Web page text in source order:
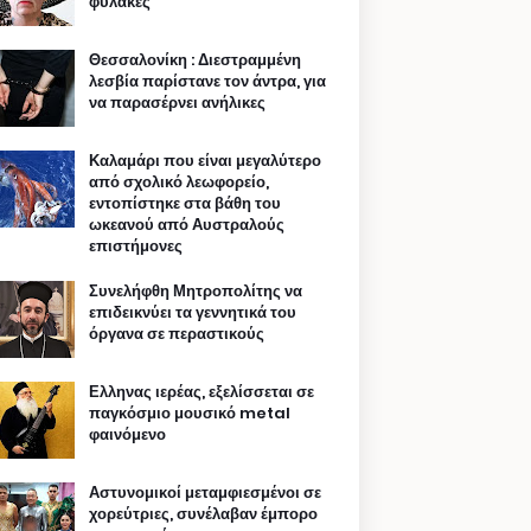
Θεσσαλονίκη : Διεστραμμένη
λεσβία παρίστανε τον άντρα, για
να παρασέρνει ανήλικες
Καλαμάρι που είναι μεγαλύτερο
από σχολικό λεωφορείο,
εντοπίστηκε στα βάθη του
ωκεανού από Αυστραλούς
επιστήμονες
Συνελήφθη Μητροπολίτης να
επιδεικνύει τα γεννητικά του
όργανα σε περαστικούς
Ελληνας ιερέας, εξελίσσεται σε
παγκόσμιο μουσικό metal
φαινόμενο
Αστυνομικοί μεταμφιεσμένοι σε
χορεύτριες, συνέλαβαν έμπορο